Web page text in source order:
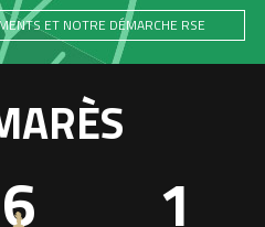
ET NOTRE DÉMARCHE RSE
6 1